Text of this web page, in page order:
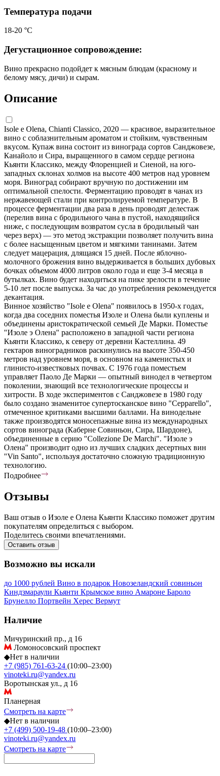
Температура подачи
18-20 °С
Дегустационное сопровождение:
Вино прекрасно подойдет к мясным блюдам (красному и
белому мясу, дичи) и сырам.
Описание
Isole e Olena, Chianti Classico, 2020 — красивое, выразительное
вино с соблазнительным ароматом и стойким, чувственным
вкусом. Купаж вина состоит из винограда сортов Санджовезе,
Канайоло и Сира, выращенного в самом сердце региона
Кьянти Классико, между Флоренцией и Сиеной, на юго-
западных склонах холмов на высоте 400 метров над уровнем
моря. Виноград собирают вручную по достижении им
оптимальной спелости. Ферментацию проводят в чанах из
нержавеющей стали при контролируемой температуре. В
процессе ферментации два раза в день проводят делестаж
(перелив вина с бродильного чана в пустой, находящийся
ниже, с последующим возвратом сусла в бродильный чан
через верх) — это метод экстракции позволяет получить вина
с более насыщенным цветом и мягкими танинами. Затем
следует мацерация, длящаяся 15 дней. После яблочно-
молочного брожения вино выдерживается в больших дубовых
бочках объемом 4000 литров около года и еще 3-4 месяца в
бутылках. Вино будет находиться на пике зрелости в течение
5-10 лет после выпуска. За час до употребления рекомендуется
декантация.
Винное хозяйство "Isole e Olena" появилось в 1950-х годах,
когда два соседних поместья Изоле и Олена были куплены и
объединены аристократической семьей Де Марки. Поместье
"Изоле э Олена" расположено в западной части региона
Кьянти Классико, к северу от деревни Кастеллина. 49
гектаров виноградников раскинулись на высоте 350-450
метров над уровнем моря, в основном на каменистых и
глинисто-известковых почвах. С 1976 года поместьем
управляет Паоло Де Марки — опытный винодел в четвертом
поколении, знающий все технологические процессы и
хитрости. В ходе экспериментов с Санджовезе в 1980 году
было создано знаменитое супертосканское вино "Cepparello",
отмеченное критиками высшими баллами. На винодельне
также производятся моносепажные вина из международных
сортов винограда (Каберне Совиньон, Сира, Шардоне),
объединенные в серию "Collezione De Marchi". "Изоле э
Олена" производит одно из лучших сладких десертных вин
"Vin Santo", используя достаточно сложную традиционную
технологию.
Подробнее
Отзывы
Ваш отзыв о Изоле е Олена Кьянти Классико поможет другим
покупателям определиться с выбором.
Поделитесь своими впечатлениями.
Оставить отзыв
Возможно вы искали
до 1000 рублей Вино в подарок Новозеландский совиньон
Киндзмараули Кьянти Крымское вино Амароне Бароло
Брунелло Портвейн Херес Вермут
Наличие
Мичуринский пр., д 16
Ломоносовский проспект
◆Нет в наличии
+7 (985) 761-63-24 (10:00–23:00)
vinoteki.ru@yandex.ru
Воротынская ул., д 16
Планерная
Смотреть на карте
◆Нет в наличии
+7 (499) 500-19-48 (10:00–23:00)
vinoteki.ru@yandex.ru
Смотреть на карте